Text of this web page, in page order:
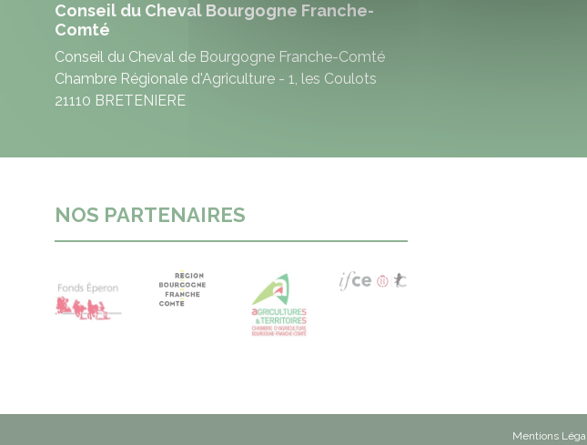
Conseil du Cheval Bourgogne Franche-
Comté
Conseil du Cheval de Bourgogne Franche-Comté
Chambre Régionale d'Agriculture - 1, les Coulots
21110 BRETENIERE
NOS PARTENAIRES
Mentions